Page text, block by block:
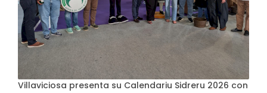
Villaviciosa presenta su Calendariu Sidreru 2026 con